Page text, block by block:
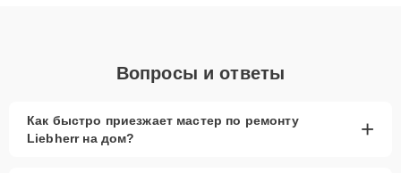
Вопросы и ответы
Как быстро приезжает мастер по ремонту
Liebherr на дом?
+